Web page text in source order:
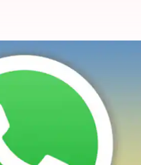
datang: Edit
fitur untuk
oleh
WABetaInfo
,
beta Android yang berarti